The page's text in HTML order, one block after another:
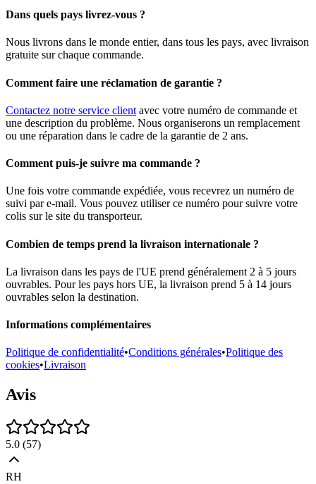
Dans quels pays livrez-vous ?
Nous livrons dans le monde entier, dans tous les pays, avec livraison
gratuite sur chaque commande.
Comment faire une réclamation de garantie ?
Contactez notre service client avec votre numéro de commande et
une description du problème. Nous organiserons un remplacement
ou une réparation dans le cadre de la garantie de 2 ans.
Comment puis-je suivre ma commande ?
Une fois votre commande expédiée, vous recevrez un numéro de
suivi par e-mail. Vous pouvez utiliser ce numéro pour suivre votre
colis sur le site du transporteur.
Combien de temps prend la livraison internationale ?
La livraison dans les pays de l'UE prend généralement 2 à 5 jours
ouvrables. Pour les pays hors UE, la livraison prend 5 à 14 jours
ouvrables selon la destination.
Informations complémentaires
Politique de confidentialité•Conditions générales•Politique des
cookies•Livraison
Avis
5.0 (57)
RH